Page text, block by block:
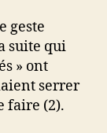
geste
suite qui
» ont
serrer
faire (2).